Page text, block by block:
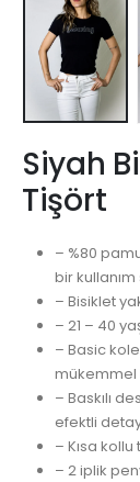
Siyah
Tişört
– %80
bir
– Bisiklet
– 21 – 40
– Basic
mükemmel
– Baskılı
efektli
– Kısa
– 2 iplik